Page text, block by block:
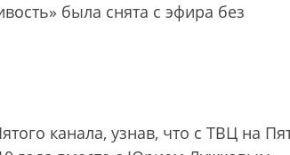
была снята с эфира без
канала, узнав, что с ТВЦ на